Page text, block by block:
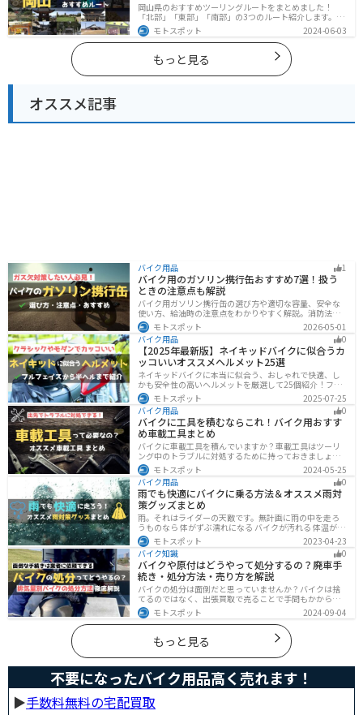
岡山県のおすすめツーリングルートをまとめました！
「北部」「東部」「南部」の3つのルート紹介します。岡
山市や倉敷市など、歴史ある街並みも魅力的で、バイク
ツーリングに最適なスポットが多数あります。バイクで
岡山県にツーリングに行く際は参考にしてください。
モトスポット 2024-06-03
もっと見る
オススメ記事
バイク用品 1
バイク用のガソリン携行缶おすすめ7選！扱う
ときの注意点も解説
バイク用ガソリン携行缶の選び方や適切な容量、安全な
使い方、給油時の注意点をわかりやすく解説。消防法適
合品の見分け方や保管・圧力調整のコツ、スタンドでの
給油ルールまで網羅し、ツーリング時のガス欠対策をサ
ポート。SOTOやKIJIMAなどおすすめ携行缶も紹介しま
す。
モトスポット
2026-05-01
バイク用品
0
【2025年最新版】ネイキッドバイクに似合うカ
ッコいいオススメヘルメット25選
ネイキッドバイクに本当に似合う、おしゃれで快適、し
かも安全性の高いヘルメットを厳選して25個紹介！フル
フェイス・ジェット・システムなどタイプ別に特徴や選
び方も徹底解説。街乗りやツーリング、初心者からベテ
ランまで満足できるモデルを集めました。
モトスポット
2025-07-25
バイク用品
0
バイクに工具を積むならこれ！バイク用おすす
め車載工具まとめ
バイクに車載工具を積んでいますか？車載工具はツーリ
ング中のトラブルに対処するために持っておきましょ
う。車載工具でどんなことができるのか、どんな車載工
具を持っておけばいいのかなど、バイク用車載工具につ
いて紹介します！
モトスポット
2024-05-25
バイク用品
0
雨でも快適にバイクに乗る方法＆オススメ雨対
策グッズまとめ
雨。それはライダーの天敵です。無計画に雨の中を走ろ
うものなら 体がずぶ濡れになる バイクが汚れる 体温が奪
われて集中力が低下する 雨で視界が悪くなる 路面が濡れ
て滑りやすくなるなど、晴れの日にはないマイナス要素
が盛りだくさんでライダーに押し寄せてきます。そんな
雨の中を好んで走ろうなんて誰も考えていないはずです
が、どうしても避けられない場合もありますよね。この
記事では、レインウエアや防水バッグをはじめ、ライダ
ーや荷物を雨から守るための方法やグッズなどについて
紹介します。雨はライダーにとって非常に厄介なモノで
すが、バッチリと対策しておけば意外と快適に走れてし
まうものです
モトスポット
2023-04-23
バイク知識
0
バイクや原付はどうやって処分するの？廃車手
続き・処分方法・売り方を解説
バイクの処分は面倒だと思っていませんか？バイクは捨
てるのではなく、出張買取で売ることで手間もかからず
お金にできます。売る以外の選択肢も含めて処分方法を
まとめていますので、バイクを処分しようとしている人
は参考にしてください。
モトスポット 2024-09-04
もっと見る
不要になったバイク用品高く売れます！
▶︎手数料無料の宅配買取